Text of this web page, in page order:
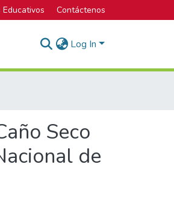
Educativos Contáctenos
Log In
Seco
de